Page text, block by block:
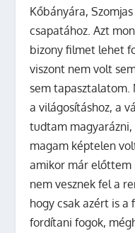
Kőbányára,
csapatához. Azt
bizony filmet lehet
viszont nem volt
sem tapasztalatom.
a világosításhoz, a
tudtam
magam képtelen
amikor már előttem
nem vesznek fel a
hogy csak azért is
fordítani fogok,